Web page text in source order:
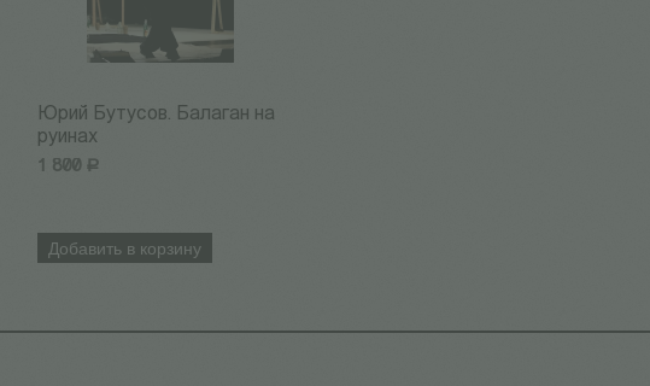
Юрий Бутусов. Балаган на
руинах
1 800 Р
Добавить в корзину